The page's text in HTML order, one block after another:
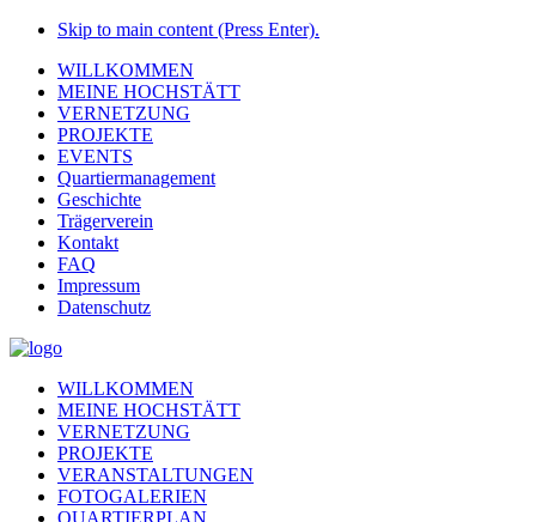
Skip to main content (Press Enter).
WILLKOMMEN
MEINE HOCHSTÄTT
VERNETZUNG
PROJEKTE
EVENTS
Quartiermanagement
Geschichte
Trägerverein
Kontakt
FAQ
Impressum
Datenschutz
WILLKOMMEN
MEINE HOCHSTÄTT
VERNETZUNG
PROJEKTE
VERANSTALTUNGEN
FOTOGALERIEN
QUARTIERPLAN